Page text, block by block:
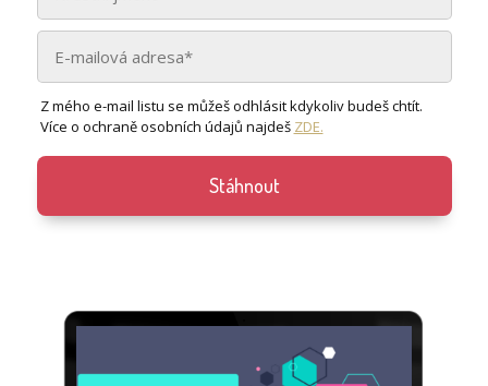
Z mého e-mail listu se můžeš odhlásit kdykoliv budeš chtít.
Více o ochraně osobních údajů najdeš ZDE.
Stáhnout